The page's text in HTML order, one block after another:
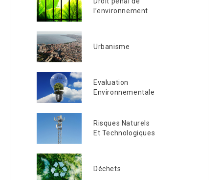
l’environnement
Urbanisme
Evaluation
Environnementale
Risques Naturels
Et Technologiques
Déchets